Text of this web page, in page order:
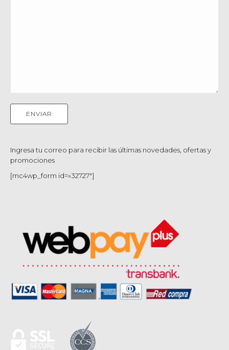
Ingresa tu correo para recibir las últimas novedades, ofertas y
promociones
[mc4wp_form id=»32727″]